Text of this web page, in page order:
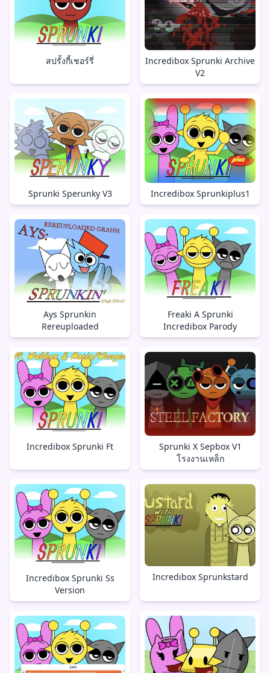
สปรั้งกี้เชอร์รี่
Incredibox Sprunki Archive
V2
Sprunki Sperunky V3 Incredibox Sprunkiplus1
Ays Sprunkin
Rereuploaded
Freaki A Sprunki
Incredibox Parody
Incredibox Sprunki Ft
Sprunki X Sepbox V1
โรงงานเหล็ก
Incredibox Sprunki Ss
Version
Incredibox Sprunkstard